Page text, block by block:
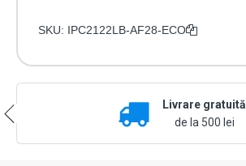
SKU: IPC2122LB-AF28-ECO
Livrare gratuită
de la 500 lei